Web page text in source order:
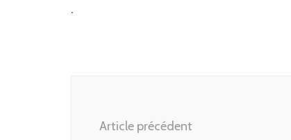
.
Article précédent